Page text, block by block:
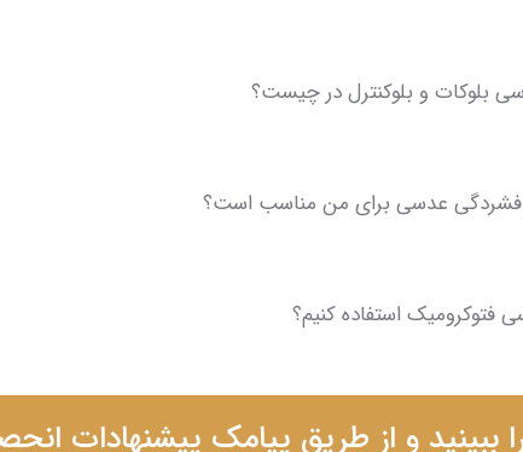
بلوکات و بلوکنترل در چیست؟
فشردگی عدسی برای من مناسب است؟
فتوکرومیک استفاده کنیم؟
و از طریق پیامک پیشنهادات